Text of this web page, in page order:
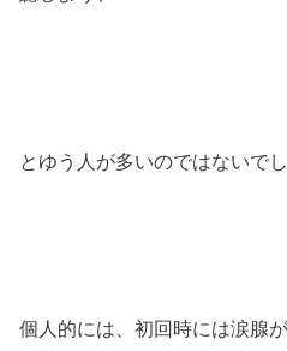
とゆう人が多いのではないでし
個人的には、初回時には涙腺